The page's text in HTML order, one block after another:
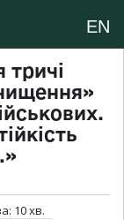
EN
тричі
10хв.